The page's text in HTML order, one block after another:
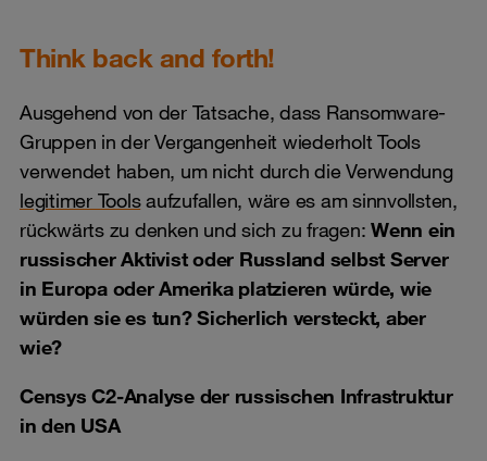
Think back and forth!
Ausgehend von der Tatsache, dass Ransomware-
Gruppen in der Vergangenheit wiederholt Tools
verwendet haben, um nicht durch die Verwendung
legitimer Toolsaufzufallen, wäre es am sinnvollsten,
rückwärts zu denken und sich zu fragen: Wenn ein
russischer Aktivist oder Russland selbst Server
in Europa oder Amerika platzieren würde, wie
würden sie es tun? Sicherlich versteckt, aber
wie?
Censys C2-Analyse der russischen Infrastruktur
in den USA